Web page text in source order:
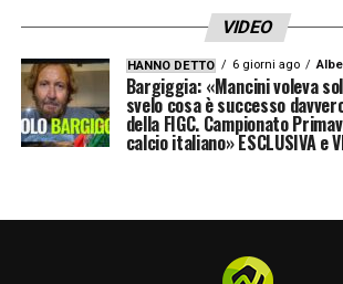
VIDEO
HANNO DETTO 6 giorni ago
Bargiggia: «Mancini voleva
svelo cosa è successo
della FIGC. Campionato
calcio italiano» ESCLUSIVA e